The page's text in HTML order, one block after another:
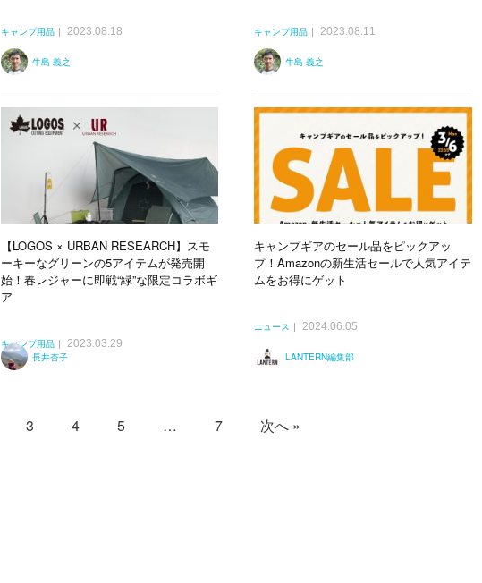
キャンプ用品 2023.08.18
牛島 義之
キャンプ用品 2023.08.11
牛島 義之
【LOGOS × URBAN RESEARCH】スモ
ーキーなグリーンの5アイテムが発売開
始！春レジャーに即戦“緑”な限定コラボギ
ア
キャンプ用品
2023.03.29
長井杏子
キャンプギアのセール品をピックアッ
プ！Amazonの新生活セールで人気アイテ
ムをお得にゲット
ニュース 2024.06.05
LANTERN編集部
3 4 5 … 7 次へ »